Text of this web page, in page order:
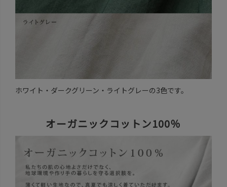
ホワイト・ダークグリーン・ライトグレーの3色です。
オーガニックコットン100％